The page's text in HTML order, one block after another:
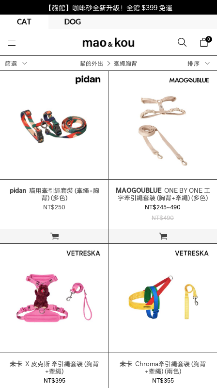
【貓館】咖啡砂全新升級！全館 $399 免運
0
篩選 排序
貓的外出 牽繩胸背
立即購買
pidan貓用牽引繩套裝 (牽繩+胸
背) (多色)
NT$250
立即購買
MAOGOUBLUEONE BY ONE 工
字牽引繩套裝 (胸背+牽繩) (多色)
NT$245~490
NT$490
未卡
+牽繩)
NT$395
未卡
+牽繩) (兩色)
NT$355